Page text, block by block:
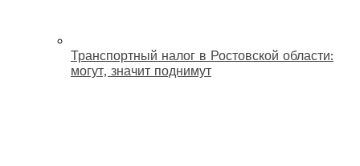
Транспортный налог в Ростовской области:
могут, значит поднимут